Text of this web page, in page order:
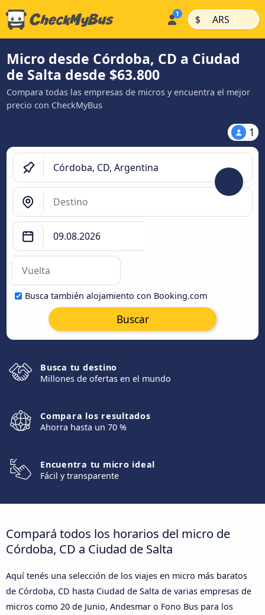
$ | ARS |
Micro desde Córdoba, CD a Ciudad
de Salta desde $63.800
Compara todas las empresas de micros y encuentra el mejor
precio con CheckMyBus
1
Busca también alojamiento con Booking.com
Buscar
Busca tu destino
Millones de ofertas en el mundo
Compara los resultados
Ahorra hasta un 70 %
Encuentra tu micro ideal
Fácil y transparente
Compará todos los horarios del micro de
Córdoba, CD a Ciudad de Salta
Aquí tenés una selección de los viajes en micro más baratos
de Córdoba, CD hasta Ciudad de Salta de varias empresas de
micros como 20 de Junio, Andesmar o Fono Bus para los